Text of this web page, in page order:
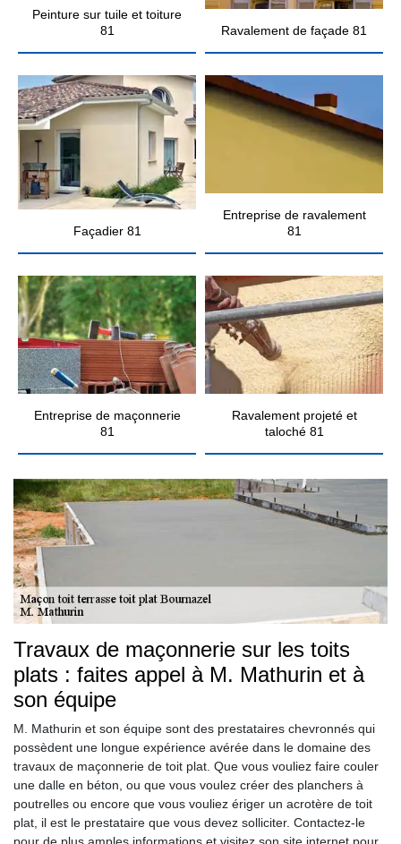
Peinture sur tuile et toiture
81
Ravalement de façade 81
Façadier 81
Entreprise de ravalement
81
Entreprise de maçonnerie
81
Ravalement projeté et
taloché 81
Travaux de maçonnerie sur les toits
plats : faites appel à M. Mathurin et à
son équipe
M. Mathurin et son équipe sont des prestataires chevronnés qui
possèdent une longue expérience avérée dans le domaine des
travaux de maçonnerie de toit plat. Que vous vouliez faire couler
une dalle en béton, ou que vous voulez créer des planchers à
poutrelles ou encore que vous vouliez ériger un acrotère de toit
plat, il est le prestataire que vous devez solliciter. Contactez-le